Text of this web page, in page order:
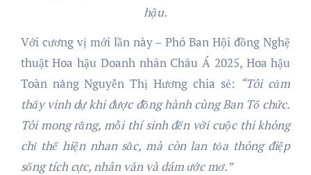
hậu.
Với cương vị mới lần này – Phó Ban Hội đồng Nghệ
thuật Hoa hậu Doanh nhân Châu Á 2025, Hoa hậu
Toàn năng Nguyễn Thị Hương chia sẻ: “Tôi cảm
thấy vinh dự khi được đồng hành cùng Ban Tổ chức.
Tôi mong rằng, mỗi thí sinh đến với cuộc thi không
chỉ thể hiện nhan sắc, mà còn lan tỏa thông điệp
sống tích cực, nhân văn và dám ước mơ.”